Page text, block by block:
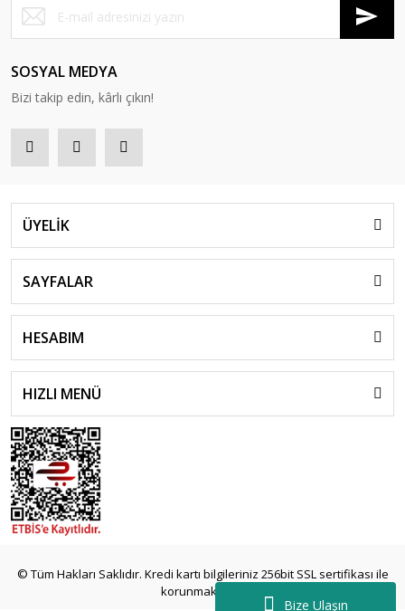
Bize Ulaşın
SOSYAL MEDYA
Bizi takip edin, kârlı çıkın!
ÜYELİK
SAYFALAR
HESABIM
HIZLI MENÜ
© Tüm Hakları Saklıdır. Kredi kartı bilgileriniz 256bit SSL sertifikası ile
korunmaktadır.